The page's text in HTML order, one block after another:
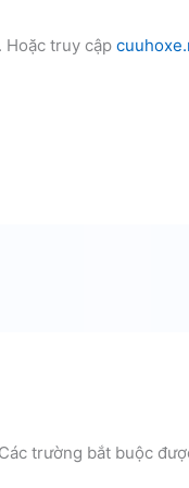
Hoặc truy cập
Các trường bắt buộc